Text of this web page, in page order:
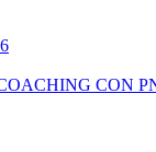
CON